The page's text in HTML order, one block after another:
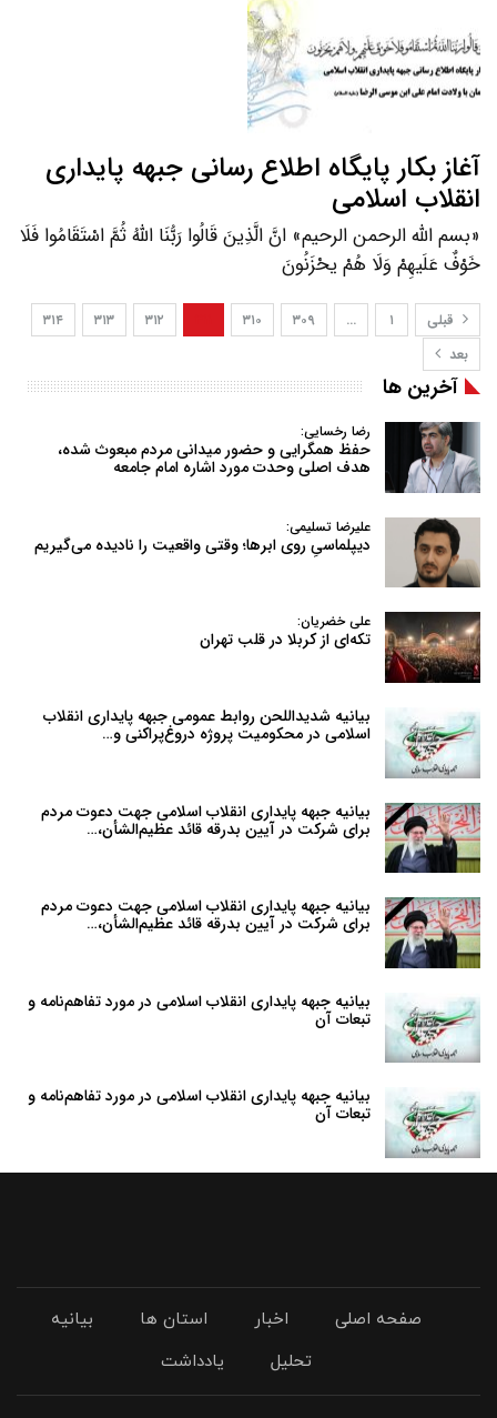
آغاز بکار پایگاه اطلاع رسانی جبهه پایداری
انقلاب اسلامی
«بسم الله الرحمن الرحیم» انَّ الَّذِینَ قَالُوا رَبُّنَا اللَّهُ ثُمَّ اسْتَقَامُوا فَلَا
خَوْفٌ عَلَیهِمْ وَلَا هُمْ یحْزَنُونَ
قبلی ۱ … ۳۰۹ ۳۱۰ ۳۱۲ ۳۱۳
۳۱۴
بعد
آخرین ها
رضا رخسایی:
حفظ همگرایی و حضور میدانی مردم مبعوث شده،
هدف اصلی وحدت مورد اشاره امام جامعه
علیرضا تسلیمی:
دیپلماسیِ روی ابرها؛ وقتی واقعیت را نادیده می‌گیریم
علی خضریان:
تکه‌ای از کربلا در قلب تهران
بیانیه شدیداللحن روابط عمومی جبهه پایداری انقلاب
اسلامی در محکومیت پروژه دروغ‌پراکنی و…
بیانیه جبهه پایداری انقلاب اسلامی جهت دعوت مردم
برای شرکت در آیین بدرقه قائد عظیم‌الشأن،…
بیانیه جبهه پایداری انقلاب اسلامی جهت دعوت مردم
برای شرکت در آیین بدرقه قائد عظیم‌الشأن،…
بیانیه جبهه پایداری انقلاب اسلامی در مورد تفاهم‌نامه و
تبعات آن
بیانیه جبهه پایداری انقلاب اسلامی در مورد تفاهم‌نامه و
تبعات آن
صفحه اصلی اخبار استان ها
بیانیه
تحلیل
یادداشت